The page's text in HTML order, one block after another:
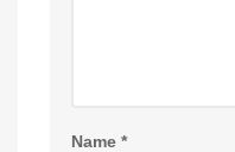
Name *